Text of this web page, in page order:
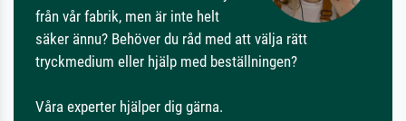
från vår fabrik, men är inte helt
säker ännu? Behöver du råd med att välja rätt
tryckmedium eller hjälp med beställningen?
Våra experter hjälper dig gärna.